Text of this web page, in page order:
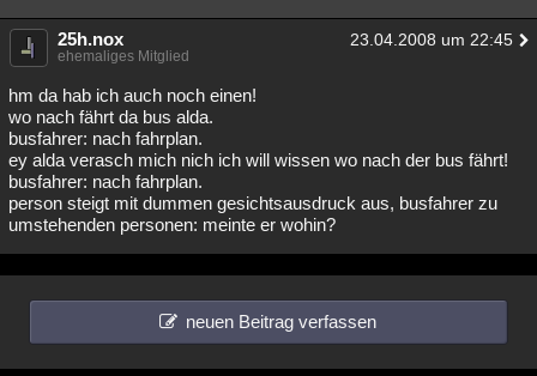
25h.nox 23.04.2008 um 22:45
ehemaliges Mitglied
hm da hab ich auch noch einen!
wo nach fährt da bus alda.
busfahrer: nach fahrplan.
ey alda verasch mich nich ich will wissen wo nach der bus fährt!
busfahrer: nach fahrplan.
person steigt mit dummen gesichtsausdruck aus, busfahrer zu
umstehenden personen: meinte er wohin?
neuen Beitrag verfassen